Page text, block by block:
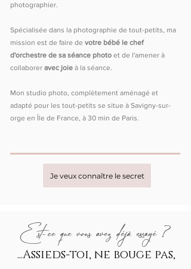
photographier.
Spécialisée dans la photographie de tout-petits, ma
mission est de faire de votre bébé le chef
d'orchestre de sa séance photo et de l'amener à
collaborer avec joie à la séance.
Mon studio photo, complètement aménagé et
adapté pour les tout-petits se situe à Savigny-sur-
orge en Île de France, à 30 min de Paris.
Je veux connaître le secret
Est-ce que vous avez déjà essayé ?
...Assieds-toi, ne bouge pas,